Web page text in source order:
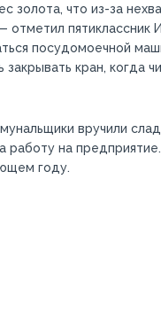
золота, что из-за
отметил пятиклассник
посудомоечной
закрывать кран, когда
вручили
работу на
году.